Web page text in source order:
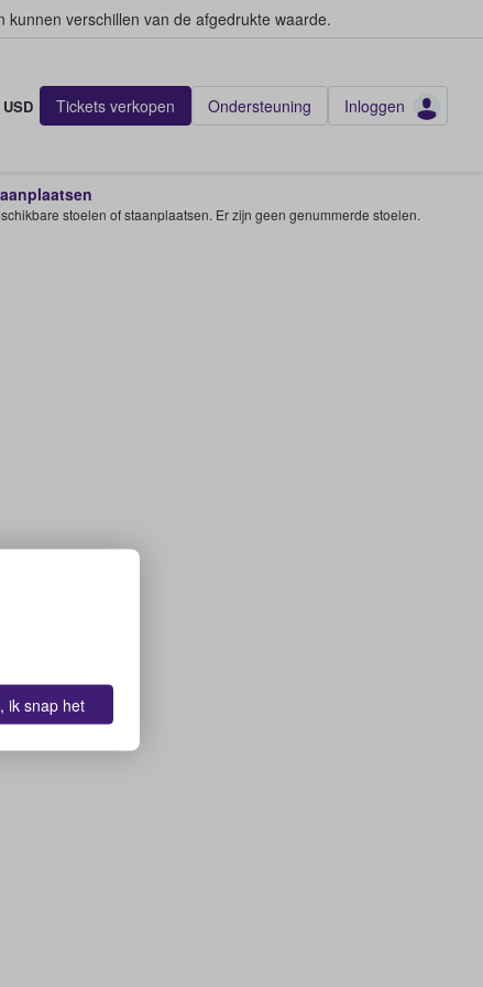
kunnen verschillen van de afgedrukte waarde.
USD Tickets verkopen Ondersteuning Inloggen
stoelen of staanplaatsen. Er zijn geen genummerde stoelen.
ik snap het